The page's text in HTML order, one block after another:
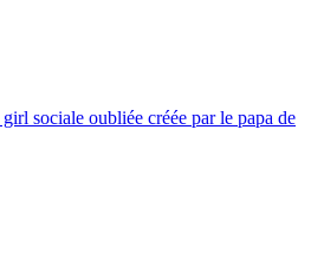
sociale oubliée créée par le papa de